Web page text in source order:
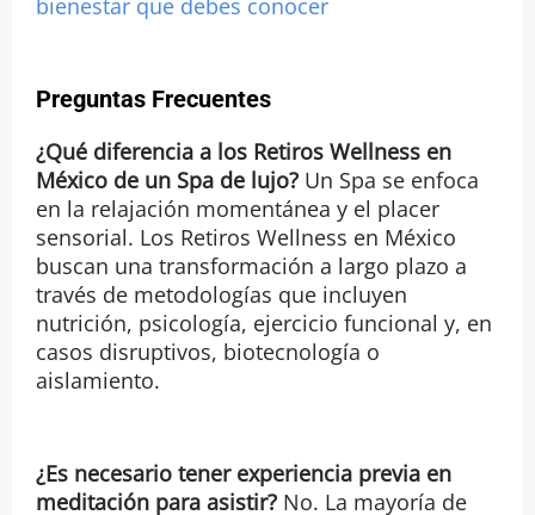
bienestar que debes conocer
Preguntas Frecuentes
¿Qué diferencia a los Retiros Wellness en
México de un Spa de lujo?Un Spa se enfoca
en la relajación momentánea y el placer
sensorial. Los Retiros Wellness en México
buscan una transformación a largo plazo a
través de metodologías que incluyen
nutrición, psicología, ejercicio funcional y, en
casos disruptivos, biotecnología o
aislamiento.
¿Es necesario tener experiencia previa en
meditación para asistir?No. La mayoría de